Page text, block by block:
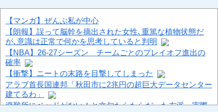
【マンガ】ぜんぶ私が中心
【朗報】誤って脳幹を摘出された女性､重篤な植物状態だ
が､意識は正常で何かを思考していると判明
【NBA】26-27シーズン チームごとのプレイオフ進出の
確率
【衝撃】ニートの末路を目撃してしまった
アラブ首長国連邦「秋田市に2兆円の超巨大データセンター
建てるわ」
避難所にベッドがない！と文句たらたらだった左派、実際